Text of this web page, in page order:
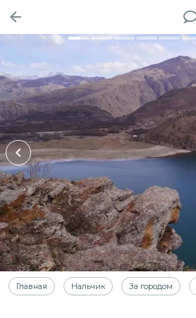
Главная Нальчик За городом